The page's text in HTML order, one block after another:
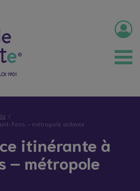
Fons – métropole aidante
itinérante à
– métropole